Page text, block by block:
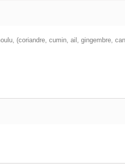
(coriandre, cumin, ail, gingembre,